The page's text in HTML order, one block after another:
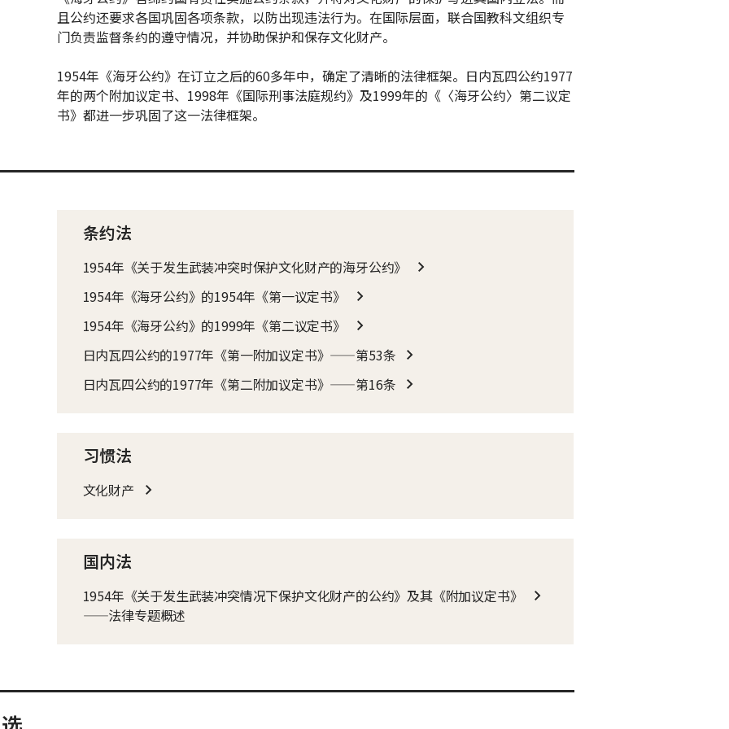
且公约还要求各国巩固各项条款，以防出现违法行为。在国际层面，联合国教科文组织专
门负责监督条约的遵守情况，并协助保护和保存文化财产。
1954年《海牙公约》在订立之后的60多年中，确定了清晰的法律框架。日内瓦四公约1977
年的两个附加议定书、1998年《国际刑事法庭规约》及1999年的《〈海牙公约〉第二议定
书》都进一步巩固了这一法律框架。
条约法
1954年《关于发生武装冲突时保护文化财产的海牙公约》
1954年《海牙公约》的1954年《第一议定书》
1954年《海牙公约》的1999年《第二议定书》
日内瓦四公约的1977年《第一附加议定书》——第53条
日内瓦四公约的1977年《第二附加议定书》——第16条
习惯法
文化财产
国内法
1954年《关于发生武装冲突情况下保护文化财产的公约》及其《附加议定书》
——法律专题概述